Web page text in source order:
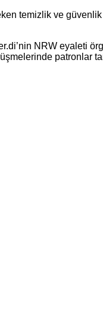
temizlik ve
NRW eyaleti
patronlar